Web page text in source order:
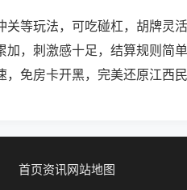
等玩法，可吃碰杠，胡牌灵
，刺激感十足，结算规则简
免房卡开黑，完美还原江西民
首页资讯网站地图